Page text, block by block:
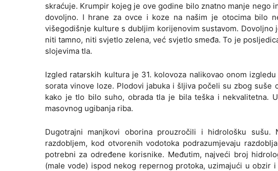
skraćuje. Krumpir kojeg je ove godine bilo znatno manje nego
dovoljno. I hrane za ovce i koze na našim je otocima bilo
višegodišnje kulture s dubljim korijenovim sustavom.
niti tamno, niti svjetlo zelena, već svjetlo smeđa. To je
slojevima tla.
Izgled ratarskih kultura je 31. kolovoza nalikovao onom
sorata vinove loze. Plodovi jabuka i šljiva počeli su zbog
kako je tlo bilo suho, obrada tla je bila teška i nekvalitetna.
masovnog ugibanja riba.
Dugotrajni manjkovi oborina prouzročili i hidrološku
razdobljem, kod otvorenih vodotoka podrazumjevaju
potrebni za određene korisnike. Međutim, najveći broj
(male vode) ispod nekog repernog protoka, uzimajući u obzir